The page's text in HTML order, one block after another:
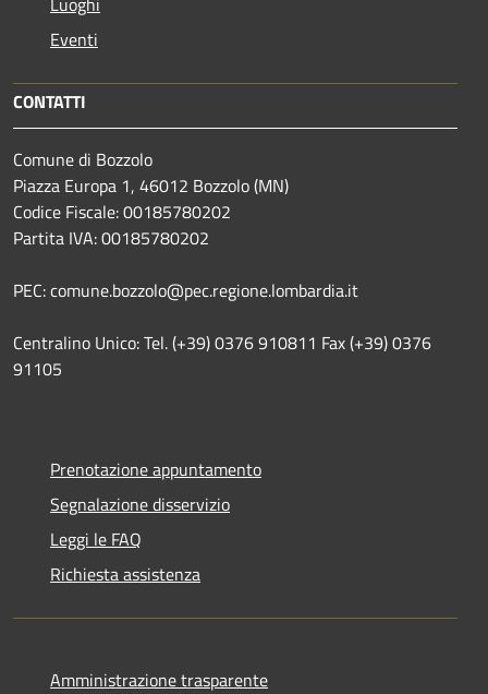
Eventi
CONTATTI
Comune di Bozzolo
Piazza Europa 1, 46012 Bozzolo (MN)
Codice Fiscale: 00185780202
Partita IVA: 00185780202
PEC: comune.bozzolo@pec.regione.lombardia.it
Centralino Unico: Tel. (+39) 0376 910811 Fax (+39) 0376
91105
Prenotazione appuntamento
Segnalazione disservizio
Leggi le FAQ
Richiesta assistenza
Amministrazione trasparente